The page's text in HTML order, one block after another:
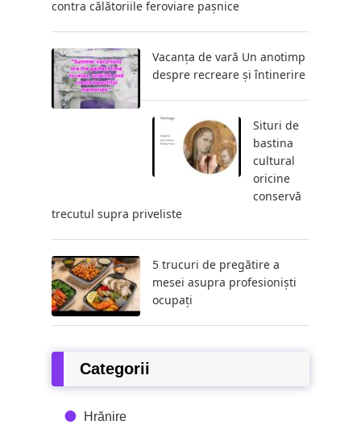
contra călătoriile feroviare pașnice
Vacanța de vară Un anotimp
despre recreare și întinerire
Situri de
bastina
cultural
oricine
conservă
trecutul supra priveliste
5 trucuri de pregătire a
mesei asupra profesioniști
ocupați
Categorii
Hrănire